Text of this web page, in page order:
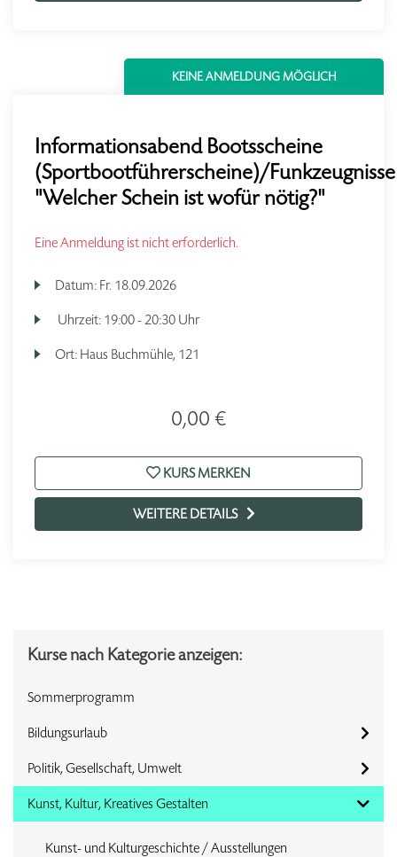
KEINE ANMELDUNG MÖGLICH
Informationsabend Bootsscheine
(Sportbootführerscheine)/
"Welcher Schein ist wofür nötig?"
Eine Anmeldung ist nicht erforderlich.
Datum: Fr. 18.09.2026
Uhrzeit: 19:00 - 20:30 Uhr
Ort: Haus Buchmühle, 121
0,00 €
KURS MERKEN
WEITERE DETAILS
Kurse nach Kategorie anzeigen:
Sommerprogramm
Bildungsurlaub
Politik, Gesellschaft, Umwelt
Kunst, Kultur, Kreatives Gestalten
Kunst- und Kulturgeschichte / Ausstellungen